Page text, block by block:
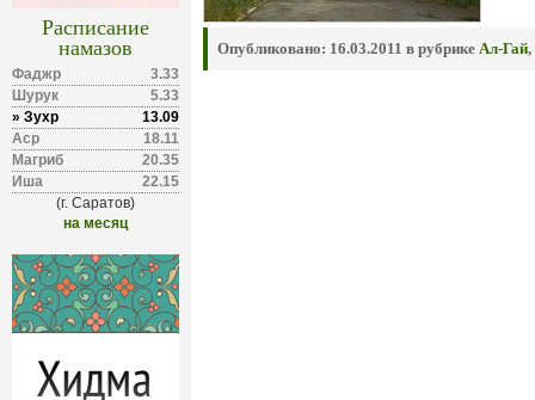
Расписание
намазов
Фаджр
3.33
Шурук
5.33
» Зухр
13.09
Аср
18.11
Магриб
20.35
Иша
22.15
(г. Саратов)
на месяц
Опубликовано: 16.03.2011 в рубрике Ал-Гай,